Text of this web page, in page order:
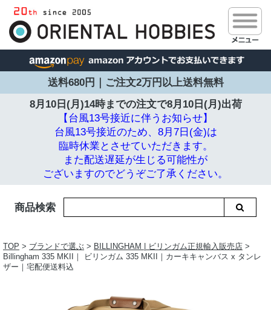
送料680円｜ご注文2万円以上送料無料
8月10日(月)14時までの注文で8月10日(月)出荷
【台風13号接近に伴うお知らせ】
台風13号接近のため、8月7日(金)は
臨時休業とさせていただきます。
また配送遅延が生じる可能性が
ございますのでどうぞご了承ください。
商品検索
TOP > ブランドで選ぶ > BILLINGHAM | ビリンガム正規輸入販売店 >
Billingham 335 MKII｜ ビリンガム 335 MKII｜カーキキャンバス x タンレ
ザー｜宅配便送料込